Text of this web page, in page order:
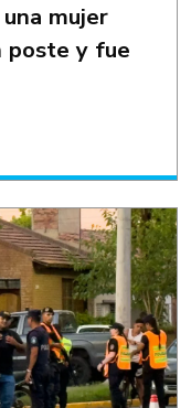
mujer
poste y fue